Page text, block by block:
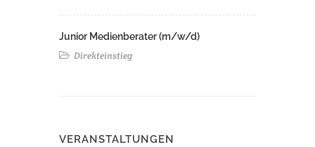
Junior Medienberater (m/w/d)
Direkteinstieg
VERANSTALTUNGEN